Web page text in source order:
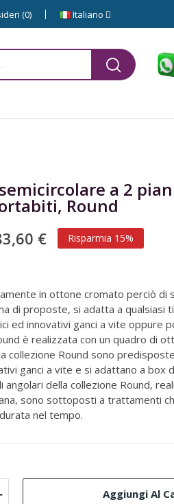
0 Italiano
a 2
Round
€ Risparmia 15%
in ottone cromato perciò di
di proposte, si adatta a qualsiasi
ed innovativi ganci a vite oppure
è realizzata con un quadro di
collezione Round sono
ganci a vite e si adattano a box
angolari della collezione Round,
sono sottoposti a trattamenti
nel tempo.
Aggiungi Al